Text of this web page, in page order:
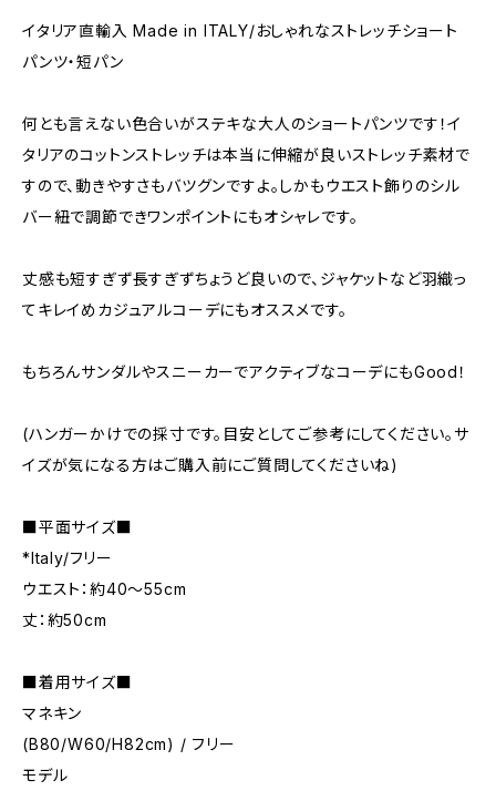
イタリア直輸入 Made in ITALY/おしゃれなストレッチショート
パンツ・短パン
何とも言えない色合いがステキな大人のショートパンツです！イ
タリアのコットンストレッチは本当に伸縮が良いストレッチ素材で
すので、動きやすさもバツグンですよ。しかもウエスト飾りのシル
バー紐で調節できワンポイントにもオシャレです。
丈感も短すぎず長すぎずちょうど良いので、ジャケットなど羽織っ
てキレイめカジュアルコーデにもオススメです。
もちろんサンダルやスニーカーでアクティブなコーデにもGood！
(ハンガーかけでの採寸です。目安としてご参考にしてください。サ
イズが気になる方はご購入前にご質問してくださいね)
■平面サイズ■
*Italy/フリー
ウエスト：約40～55cm
丈：約50cm
■着用サイズ■
マネキン
(B80/W60/H82cm) / フリー
モデル